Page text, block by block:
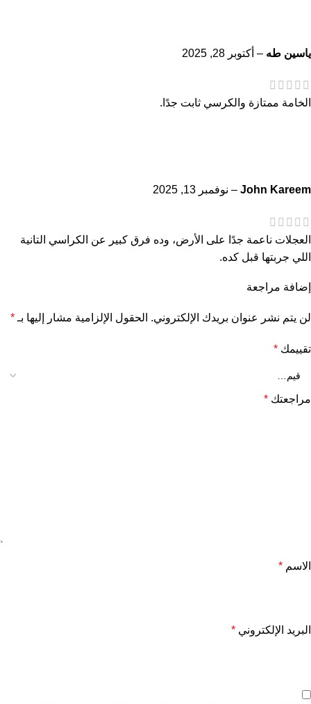
ياسين طه – أكتوبر 28, 2025
الخامة ممتازة والكرسي ثابت جدًا.
John Kareem
– نوفمبر 13, 2025
العجلات ناعمة جدًا على الأرض، وده فرق كبير عن الكراسي التانية
اللي جربتها قبل كده.
إضافة مراجعة
لن يتم نشر عنوان بريدك الإلكتروني. الحقول الإلزامية مشار إليها بـ *
تقييمك *
مراجعتك *
الاسم *
البريد الإلكتروني *